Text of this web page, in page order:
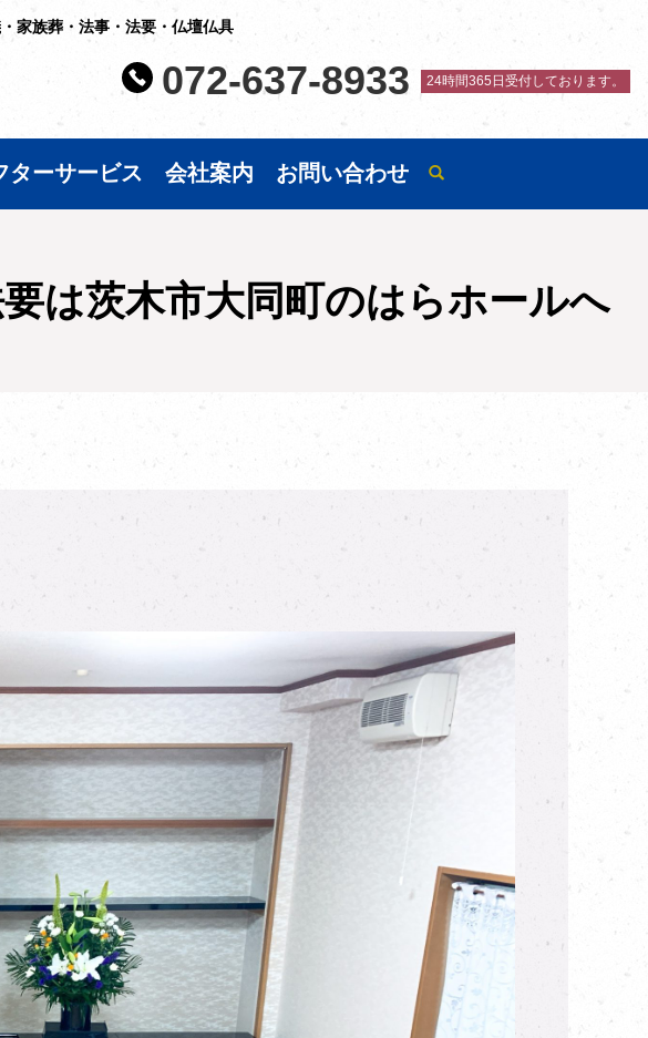
家族葬・法事・法要・仏壇仏具
072-637-8933 24時間365日受付しております。
ターサービス 会社案内 お問い合わせ
は茨木市大同町のはらホールへ